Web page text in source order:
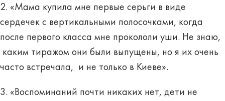
2. «Мама купила мне первые серьги в виде
сердечек с вертикальными полосочками, когда
после первого класса мне прокололи уши. Не знаю,
каким тиражoм они были выпущены, но я их очень
часто встречала, и не только в Киеве».
3. «Воспоминаний почти никаких нет, дети не